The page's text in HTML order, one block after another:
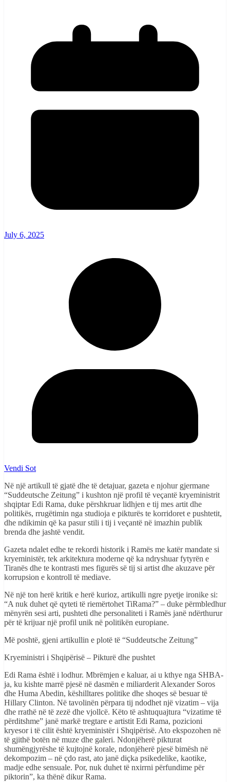
July 6, 2025
Vendi Sot
Në një artikull të gjatë dhe të detajuar, gazeta e njohur gjermane
“Suddeutsche Zeitung” i kushton një profil të veçantë kryeministrit
shqiptar Edi Rama, duke përshkruar lidhjen e tij mes artit dhe
politikës, rrugëtimin nga studioja e pikturës te korridoret e pushtetit,
dhe ndikimin që ka pasur stili i tij i veçantë në imazhin publik
brenda dhe jashtë vendit.
Gazeta ndalet edhe te rekordi historik i Ramës me katër mandate si
kryeministër, tek arkitektura moderne që ka ndryshuar fytyrën e
Tiranës dhe te kontrasti mes figurës së tij si artist dhe akuzave për
korrupsion e kontroll të mediave.
Në një ton herë kritik e herë kurioz, artikulli ngre pyetje ironike si:
“A nuk duhet që qyteti të riemërtohet TiRama?” – duke përmbledhur
mënyrën sesi arti, pushteti dhe personaliteti i Ramës janë ndërthurur
për të krijuar një profil unik në politikën europiane.
Më poshtë, gjeni artikullin e plotë të “Suddeutsche Zeitung”
Kryeministri i Shqipërisë – Pikturë dhe pushtet
Edi Rama është i lodhur. Mbrëmjen e kaluar, ai u kthye nga SHBA-
ja, ku kishte marrë pjesë në dasmën e miliarderit Alexander Soros
dhe Huma Abedin, këshilltares politike dhe shoqes së besuar të
Hillary Clinton. Në tavolinën përpara tij ndodhet një vizatim – vija
dhe rrathë në të zezë dhe vjollcë. Këto të ashtuquajtura “vizatime të
përditshme” janë markë tregtare e artistit Edi Rama, pozicioni
kryesor i të cilit është kryeministër i Shqipërisë. Ato ekspozohen në
të gjithë botën në muze dhe galeri. Ndonjëherë pikturat
shumëngjyrëshe të kujtojnë korale, ndonjëherë pjesë bimësh në
dekompozim – në çdo rast, ato janë diçka psikedelike, kaotike,
madje edhe sensuale. Por, nuk duhet të nxirrni përfundime për
piktorin”, ka thënë dikur Rama.